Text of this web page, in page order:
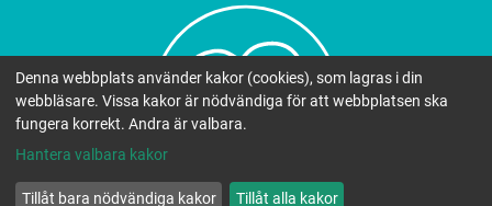
Denna webbplats använder kakor (cookies), som lagras i din
webbläsare. Vissa kakor är nödvändiga för att webbplatsen ska
fungera korrekt. Andra är valbara.
Hantera valbara kakor
Tillåt bara nödvändiga kakor Tillåt alla kakor